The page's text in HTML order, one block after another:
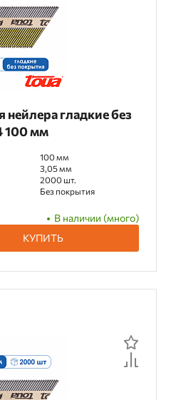
нейлера гладкие без
100 мм
100 мм
3,05 мм
2000 шт.
Без покрытия
В наличии (много)
КУПИТЬ